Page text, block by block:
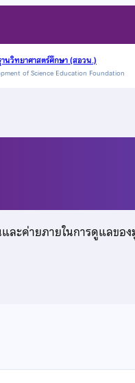
นวิทยาศาสตร์ศึกษา (สอวน.)
of Science Education Foundation
ละค่ายภายในการดูแลขอ